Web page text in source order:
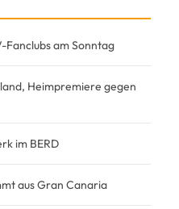
am Sonntag
Heimpremiere gegen
im BERD
aus Gran Canaria